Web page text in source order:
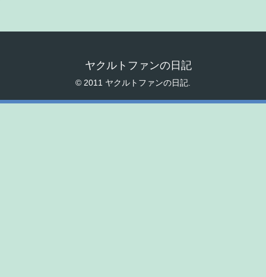
ヤクルトファンの日記
© 2011 ヤクルトファンの日記.